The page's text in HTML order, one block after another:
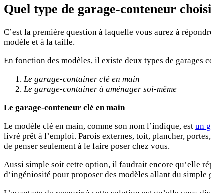
Quel type de garage-conteneur
C’est la première question à laquelle vous aurez à
modèle et à la taille.
En fonction des modèles, il existe deux types de garages
Le garage-container clé en main
Le garage-container à aménager soi-même
Le garage-conteneur clé en main
Le modèle clé en main, comme son nom l’indique, est un
livré prêt à l’emploi. Parois externes, toit, plancher,
de penser seulement à le faire poser chez vous.
Aussi simple soit cette option, il faudrait encore qu’elle
d’ingéniosité pour proposer des modèles allant du simple